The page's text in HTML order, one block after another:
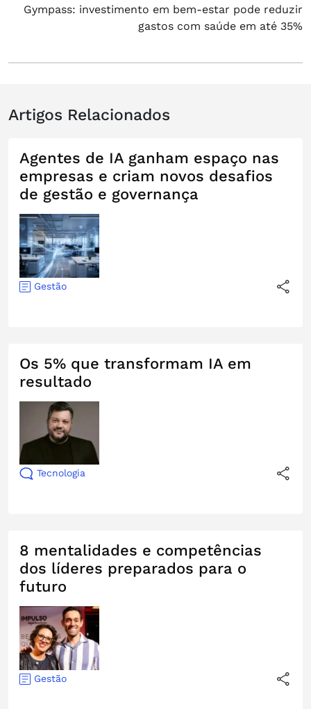
post:Gympass: investimento em bem-estar pode reduzir
gastos com saúde em até 35%
Artigos Relacionados
Agentes de IA ganham espaço nas
empresas e criam novos desafios
de gestão e governança
Gestão
Os 5% que transformam IA em
resultado
Tecnologia
8 mentalidades e competências
dos líderes preparados para o
futuro
Gestão